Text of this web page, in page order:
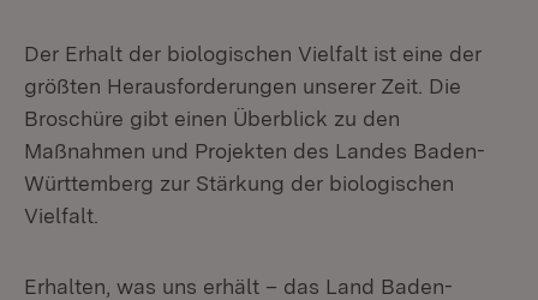
Der Erhalt der biologischen Vielfalt ist eine der
größten Herausforderungen unserer Zeit. Die
Broschüre gibt einen Überblick zu den
Maßnahmen und Projekten des Landes Baden-
Württemberg zur Stärkung der biologischen
Vielfalt.
Erhalten, was uns erhält – das Land Baden-